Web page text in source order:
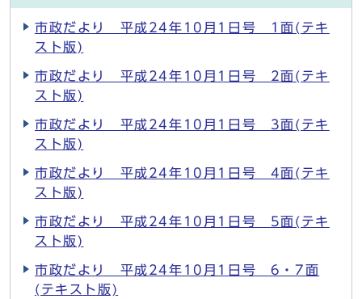
市政だより 平成24年10月1日号 1面(テキ
スト版)
市政だより 平成24年10月1日号 2面(テキ
スト版)
市政だより 平成24年10月1日号 3面(テキ
スト版)
市政だより 平成24年10月1日号 4面(テキ
スト版)
市政だより 平成24年10月1日号 5面(テキ
スト版)
市政だより 平成24年10月1日号 6・7面
(テキスト版)